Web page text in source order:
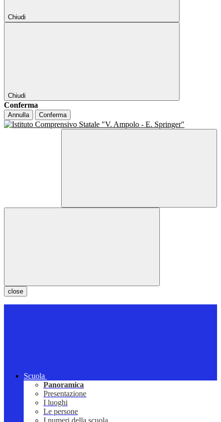
Chiudi
Chiudi
Conferma
Annulla Conferma
close
Scuola
Panoramica
Presentazione
I luoghi
Le persone